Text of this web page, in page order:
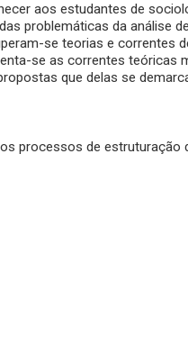
aos estudantes de
problemáticas da análise
se teorias e correntes
se as correntes teóricas
que delas se
processos de estruturação